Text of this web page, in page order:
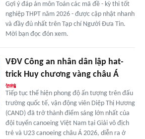
Gợi ý đáp án môn Toán các mã đề - kỳ thi tốt
nghiệp THPT năm 2026 - được cập nhật nhanh
và đầy đủ nhất trên Tạp chí Người Đưa Tin.
Mời bạn đọc đón xem.
VĐV Công an nhân dân lập hat-
trick Huy chương vàng châu Á
Tiếp tục thể hiện phong độ ấn tượng trên đấu
trường quốc tế, vận động viên Diệp Thị Hương
(CAND) đã trở thành điểm sáng lớn nhất của
đội tuyển canoeing Việt Nam tại Giải vô địch
trẻ và U23 canoeing châu Á 2026, diễn ra ở